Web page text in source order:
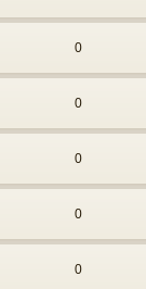
0
0
0
0
0